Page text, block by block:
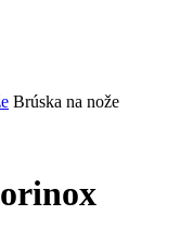
Brúska na nože